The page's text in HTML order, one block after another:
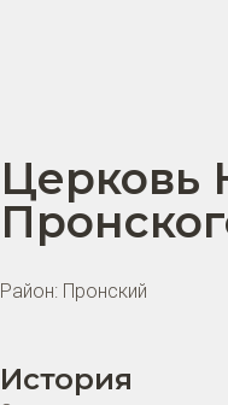
Церковь
Район: Пронский
История